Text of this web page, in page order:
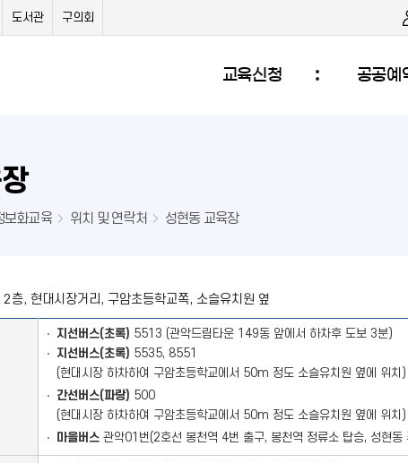
도서관 구의회
교육신청 공공예
보화교육 위치 및 연락처 성현동 교육장
층, 현대시장거리, 구암초등학교쪽, 소슬유치원 옆
지선버스(초록) 5513 (관악드림타운 149동 앞에서 하차후 도보 3분)
지선버스(초록) 5535, 8551
(현대시장 하차하여 구암초등학교에서 50m 정도 소슬유치원 옆에 위치)
간선버스(파랑) 500
(현대시장 하차하여 구암초등학교에서 50m 정도 소슬유치원 옆에 위치)
마을버스 관악01번(2호선 봉천역 4번 출구, 봉천역 정류소 탑승, 성현동